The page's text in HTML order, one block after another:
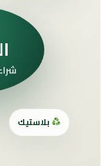
بلاستيك